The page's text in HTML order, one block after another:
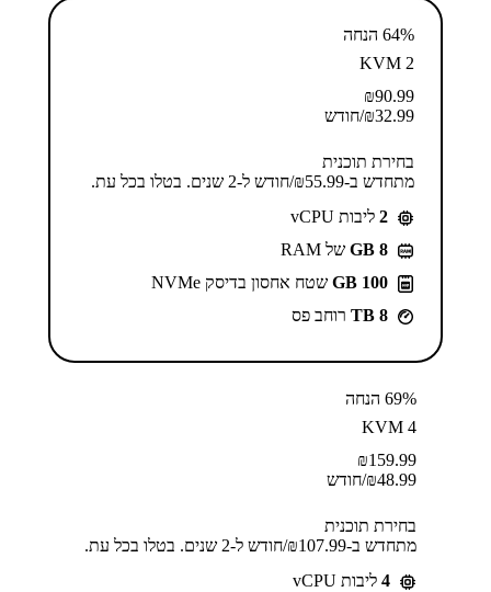
64% הנחה
KVM 2
90.99
₪
32.99
₪/חודש
בחירת תוכנית
מתחדש ב-⁦55.99⁩₪/חודש ל-2 שנים. בטלו בכל עת.
2 ליבות vCPU
GB 8 של RAM
100 GB
שטח אחסון בדיסק NVMe
8 TB
רוחב פס
69% הנחה
KVM 4
159.99
₪
48.99
₪/חודש
בחירת תוכנית
מתחדש ב-⁦107.99⁩₪/חודש ל-2 שנים. בטלו בכל עת.
4 ליבות vCPU